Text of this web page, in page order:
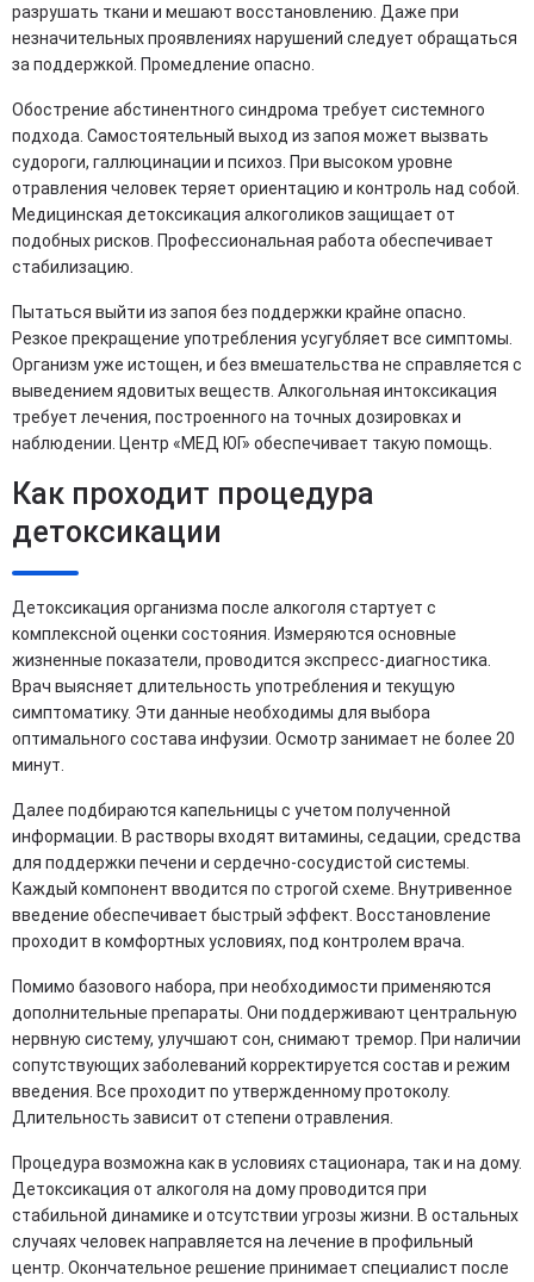
разрушать ткани и мешают восстановлению. Даже при
незначительных проявлениях нарушений следует обращаться
за поддержкой. Промедление опасно.
Обострение абстинентного синдрома требует системного
подхода. Самостоятельный выход из запоя может вызвать
судороги, галлюцинации и психоз. При высоком уровне
отравления человек теряет ориентацию и контроль над собой.
Медицинская детоксикация алкоголиков защищает от
подобных рисков. Профессиональная работа обеспечивает
стабилизацию.
Пытаться выйти из запоя без поддержки крайне опасно.
Резкое прекращение употребления усугубляет все симптомы.
Организм уже истощен, и без вмешательства не справляется с
выведением ядовитых веществ. Алкогольная интоксикация
требует лечения, построенного на точных дозировках и
наблюдении. Центр «МЕД ЮГ» обеспечивает такую помощь.
Как проходит процедура
детоксикации
Детоксикация организма после алкоголя стартует с
комплексной оценки состояния. Измеряются основные
жизненные показатели, проводится экспресс-диагностика.
Врач выясняет длительность употребления и текущую
симптоматику. Эти данные необходимы для выбора
оптимального состава инфузии. Осмотр занимает не более 20
минут.
Далее подбираются капельницы с учетом полученной
информации. В растворы входят витамины, седации, средства
для поддержки печени и сердечно-сосудистой системы.
Каждый компонент вводится по строгой схеме. Внутривенное
введение обеспечивает быстрый эффект. Восстановление
проходит в комфортных условиях, под контролем врача.
Помимо базового набора, при необходимости применяются
дополнительные препараты. Они поддерживают центральную
нервную систему, улучшают сон, снимают тремор. При наличии
сопутствующих заболеваний корректируется состав и режим
введения. Все проходит по утвержденному протоколу.
Длительность зависит от степени отравления.
Процедура возможна как в условиях стационара, так и на дому.
Детоксикация от алкоголя на дому проводится при
стабильной динамике и отсутствии угрозы жизни. В остальных
случаях человек направляется на лечение в профильный
центр. Окончательное решение принимает специалист после